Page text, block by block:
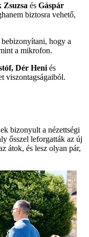
Zsuzsa és Gáspár
biztosra vehető,
hogy a
a mikrofon.
Dér Heni és
viszontagságaiból.
bizonyult a nézettségi
ősszel leforgatták az új
átok, és lesz olyan pár,